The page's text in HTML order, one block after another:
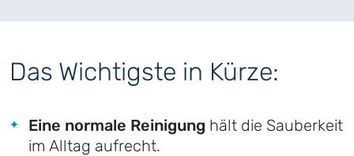
Das Wichtigste in Kürze:
Eine normale Reinigung hält die Sauberkeit
im Alltag aufrecht.